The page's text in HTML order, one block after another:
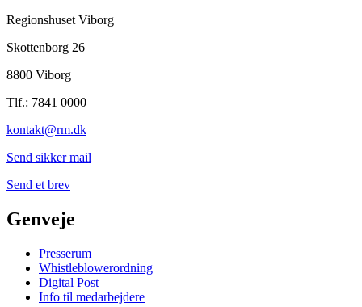
Regionshuset Viborg
Skottenborg 26
8800 Viborg
Tlf.: 7841 0000
kontakt@rm.dk
Send sikker mail
Send et brev
Genveje
Presserum
Whistleblowerordning
Digital Post
Info til medarbejdere